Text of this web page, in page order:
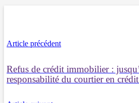
Article précédent
Refus de crédit immobilier :
responsabilité du courtier en